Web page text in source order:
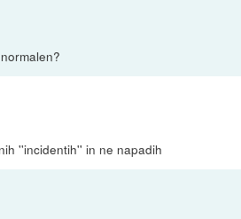
''incidentih'' in ne napadih